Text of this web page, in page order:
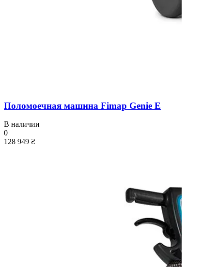
Поломоечная машина Fimap Genie E
В наличии
0
128 949 ₴